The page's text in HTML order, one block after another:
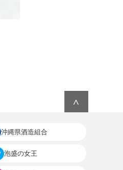
∧
沖縄県酒造組合
泡盛の女王